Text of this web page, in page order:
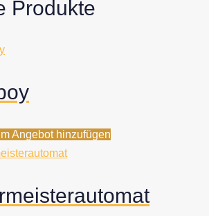
Produkte
Angebot hinzufügen